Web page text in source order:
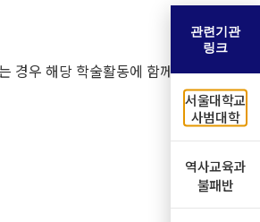
경우 해당 학술활동에 함께
관련기관
링크
서울대학교
사범대학
역사교육과
불패반